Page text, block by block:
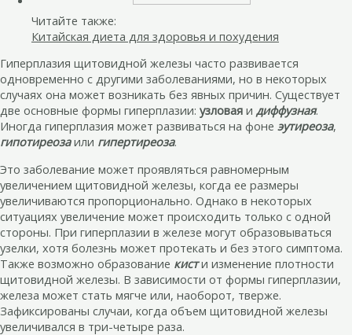
Читайте также:
Китайская диета для здоровья и похудения
Гиперплазия щитовидной железы часто развивается
одновременно с другими заболеваниями, но в некоторых
случаях она может возникать без явных причин. Существует
две основные формы гиперплазии: узловая и диффузная.
Иногда гиперплазия может развиваться на фоне эутиреоза,
гипотиреозаили гипертиреоза.
Это заболевание может проявляться равномерным
увеличением щитовидной железы, когда ее размеры
увеличиваются пропорционально. Однако в некоторых
ситуациях увеличение может происходить только с одной
стороны. При гиперплазии в железе могут образовываться
узелки, хотя болезнь может протекать и без этого симптома.
Также возможно образование кисти изменение плотности
щитовидной железы. В зависимости от формы гиперплазии,
железа может стать мягче или, наоборот, тверже.
Зафиксированы случаи, когда объем щитовидной железы
увеличивался в три-четыре раза.